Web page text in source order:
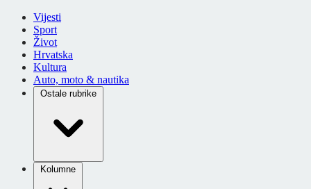
Vijesti
Sport
Život
Hrvatska
Kultura
Auto, moto & nautika
Ostale rubrike
Kolumne